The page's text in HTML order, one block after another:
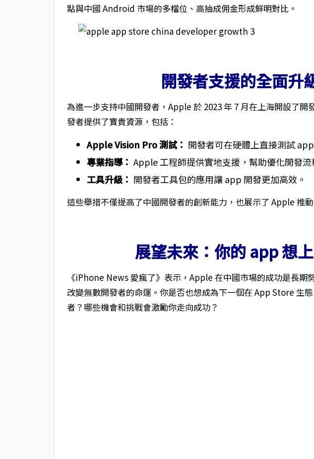
點與中國 Android 市場的多檔位、高抽成佣金形成鮮明對比。
開發者支援的全面升
為進一步支持中國開發者，Apple 於 2023 年 7 月在上海開設了開
發者提供了寶貴資源，包括：
Apple Vision Pro 測試： 開發者可在硬體上直接測試
專業指導： Apple 工程師提供實地支援，幫助優化開發流
工具升級： 開發者工具包的應用讓 app 開發更加高效。
這些舉措不僅提高了中國開發者的創新能力，也展示了 Apple 推
展望未來：你的 app 想
《iPhone News 愛瘋了》表示，Apple 在中國市場的成功是長期
改變無數開發者的命運。你是否也想成為下一個在 App Store 生
者？哪些機會和挑戰會激勵你走向成功？